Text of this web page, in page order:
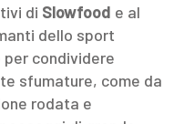
di Slowfood e al
dello sport
per condividere
sfumature, come da
rodata e